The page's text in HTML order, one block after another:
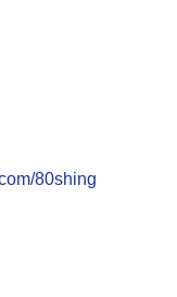
80shing